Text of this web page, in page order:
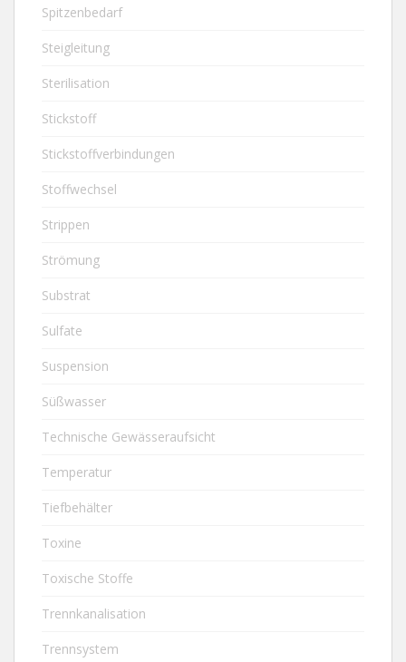
Spitzenbedarf
Steigleitung
Sterilisation
Stickstoff
Stickstoffverbindungen
Stoffwechsel
Strippen
Strömung
Substrat
Sulfate
Suspension
Süßwasser
Technische Gewässeraufsicht
Temperatur
Tiefbehälter
Toxine
Toxische Stoffe
Trennkanalisation
Trennsystem